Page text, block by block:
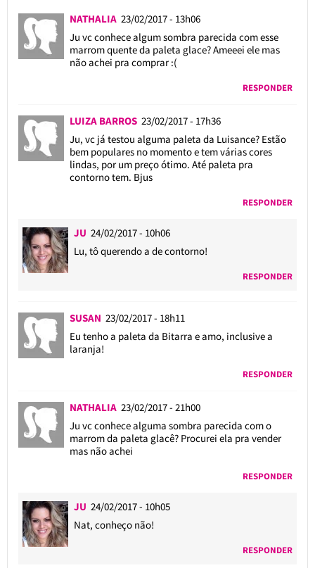
NATHALIA 23/02/2017 - 13h06
Ju vc conhece algum sombra parecida com esse
marrom quente da paleta glace? Ameeei ele mas
não achei pra comprar :(
RESPONDER
LUIZA BARROS 23/02/2017 - 17h36
Ju, vc já testou alguma paleta da Luisance? Estão
bem populares no momento e tem várias cores
lindas, por um preço ótimo. Até paleta pra
contorno tem. Bjus
RESPONDER
JU 24/02/2017 - 10h06
Lu, tô querendo a de contorno!
RESPONDER
SUSAN 23/02/2017 - 18h11
Eu tenho a paleta da Bitarra e amo, inclusive a
laranja!
RESPONDER
NATHALIA 23/02/2017 - 21h00
Ju vc conhece alguma sombra parecida com o
marrom da paleta glacê? Procurei ela pra vender
mas não achei
RESPONDER
JU 24/02/2017 - 10h05
Nat, conheço não!
RESPONDER